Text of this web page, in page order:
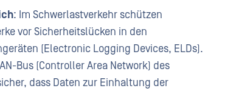
: Im Schwerlastverkehr schützen
vor Sicherheitslücken in den
(Electronic Logging Devices, ELDs).
Bus (Controller Area Network) des
dass Daten zur Einhaltung der